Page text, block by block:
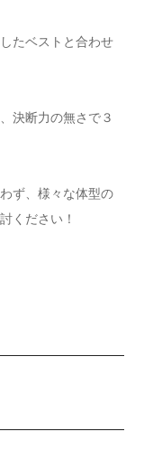
たベストと合わせ
決断力の無さで３
ず、様々な体型の
ください！